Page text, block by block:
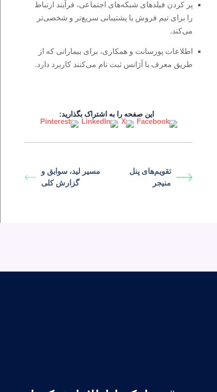
پر کردن فیلدهای شبکه‌های اجتماعی، فرآیند ارتباط
را برای تیم فروش یا پشتیبانی سریع‌تر و شخصی‌تر
می‌کند.
اطلاعات پورسانت و همکاری، برای بیمارانی که از
طریق معرف یا آژانس ثبت‌ نام می‌کنند کاربرد دارد.
این صفحه را به اشتراک بگذارید:
مسیر لید، سوابق و
گزارش کلی
تقویم‌های پنل
منیجر